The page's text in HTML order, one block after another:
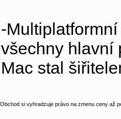
-
všechny hlavní
Mac stal
Obchod si vyhradzuje právo na zmenu ceny až